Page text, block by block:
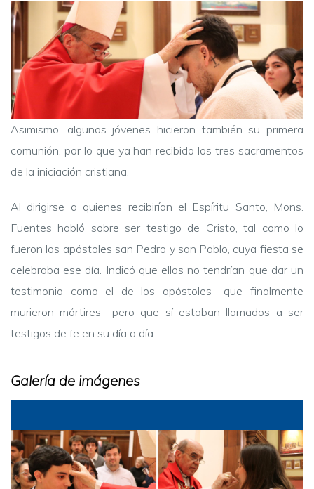
Asimismo, algunos jóvenes hicieron también su primera
comunión, por lo que ya han recibido los tres sacramentos
de la iniciación cristiana.
Al dirigirse a quienes recibirían el Espíritu Santo, Mons.
Fuentes habló sobre ser testigo de Cristo, tal como lo
fueron los apóstoles san Pedro y san Pablo, cuya fiesta se
celebraba ese día. Indicó que ellos no tendrían que dar un
testimonio como el de los apóstoles -que finalmente
murieron mártires- pero que sí estaban llamados a ser
testigos de fe en su día a día.
Galería de imágenes